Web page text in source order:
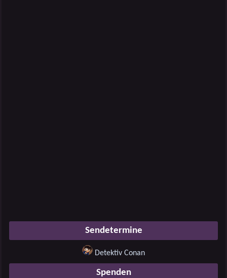
Sendetermine
Detektiv Conan
Spenden